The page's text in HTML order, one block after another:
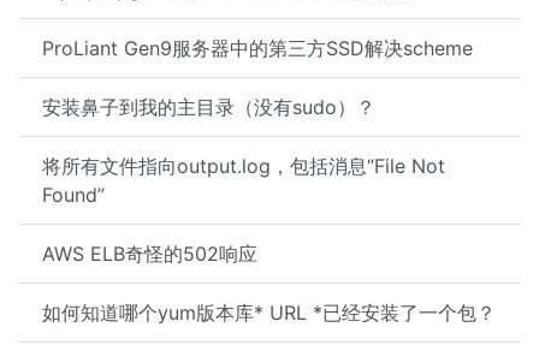
ProLiant Gen9服务器中的第三方SSD解决scheme
安装鼻子到我的主目录（没有sudo）？
将所有文件指向output.log，包括消息“File Not
Found”
AWS ELB奇怪的502响应
如何知道哪个yum版本库* URL *已经安装了一个包？